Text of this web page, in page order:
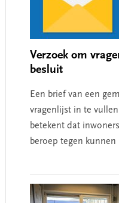
Verzoek om
besluit
Een brief van een
vragenlijst in te
betekent dat
beroep tegen kunnen